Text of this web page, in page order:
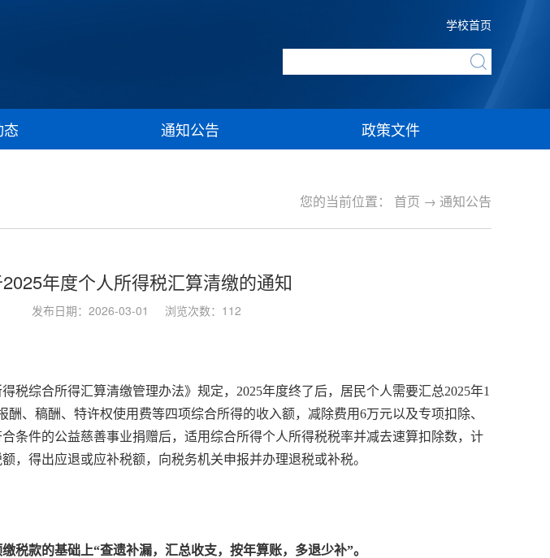
学校首页
通知公告 政策文件
您的当前位置： 首页 → 通知公告
年度个人所得税汇算清缴的通知
发布日期：2026-03-01 浏览次数： 112
税综合所得汇算清缴管理办法》规定，2025年度终了后，居民个人需要汇总2025年1
酬、稿酬、特许权使用费等四项综合所得的收入额，减除费用6万元以及专项扣除、
条件的公益慈善事业捐赠后，适用综合所得个人所得税税率并减去速算扣除数，计
，得出应退或应补税额，向税务机关申报并办理退税或补税。
税款的基础上“查遗补漏，汇总收支，按年算账，多退少补”。